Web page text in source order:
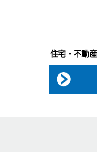
住宅・不動